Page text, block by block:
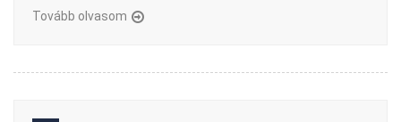
Tovább olvasom